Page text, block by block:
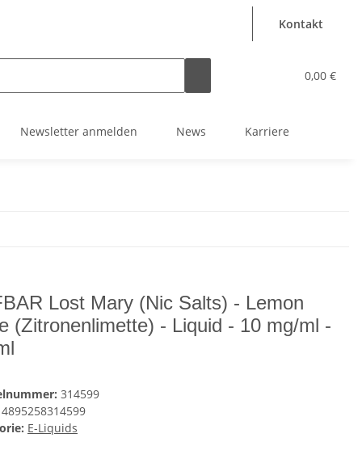
Kontakt
0,00 €
Newsletter anmelden News Karriere
Lost Mary (Nic Salts) - Lemon
(Zitronenlimette) - Liquid - 10 mg/ml -
314599
4895258314599
E-Liquids